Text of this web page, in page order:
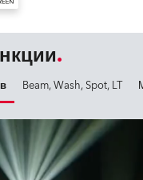
Beam, Wash, Spot, LT